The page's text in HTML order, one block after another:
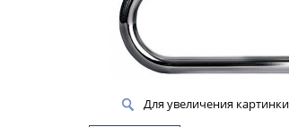
Для увеличения